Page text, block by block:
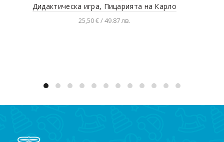
Дидактическа игра, Пицарията на Карло
25,50 € / 49.87 лв.